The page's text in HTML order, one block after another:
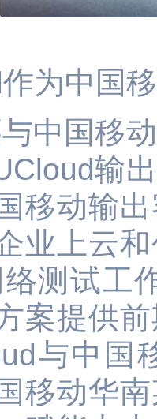
为中国
中国移
输
移动输
业上云
测试工
案提供
与中国
移动华